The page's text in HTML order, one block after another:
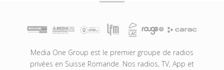
Media One Group est le premier groupe de radios
privées en Suisse Romande. Nos radios, TV, App et